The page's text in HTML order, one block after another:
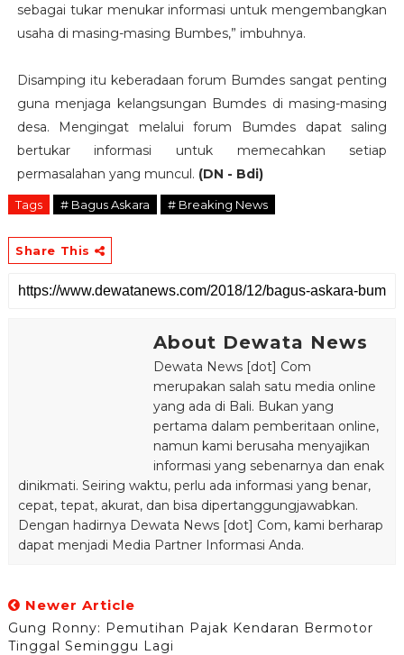
sebagai tukar menukar informasi untuk mengembangkan
usaha di masing-masing Bumbes,” imbuhnya.
Disamping itu keberadaan forum Bumdes sangat penting
guna menjaga kelangsungan Bumdes di masing-masing
desa. Mengingat melalui forum Bumdes dapat saling
bertukar informasi untuk memecahkan setiap
permasalahan yang muncul. (DN - Bdi)
Tags # Bagus Askara # Breaking News
Share This
About Dewata News
Dewata News [dot] Com
merupakan salah satu media online
yang ada di Bali. Bukan yang
pertama dalam pemberitaan online,
namun kami berusaha menyajikan
informasi yang sebenarnya dan enak
dinikmati. Seiring waktu, perlu ada informasi yang benar,
cepat, tepat, akurat, dan bisa dipertanggungjawabkan.
Dengan hadirnya Dewata News [dot] Com, kami berharap
dapat menjadi Media Partner Informasi Anda.
Newer Article
Gung Ronny: Pemutihan Pajak Kendaran Bermotor
Tinggal Seminggu Lagi